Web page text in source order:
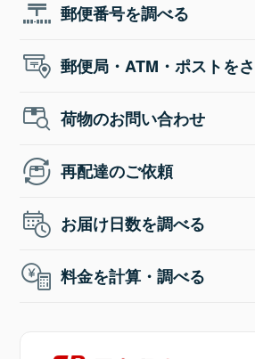
郵便番号を調べる
郵便局・ATM・ポストを
荷物のお問い合わせ
再配達のご依頼
お届け日数を調べる
料金を計算・調べる